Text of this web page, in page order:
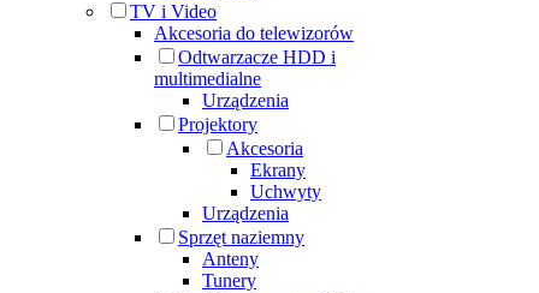
TV i Video
Akcesoria do telewizorów
Odtwarzacze HDD i
multimedialne
Urządzenia
Projektory
Akcesoria
Ekrany
Uchwyty
Urządzenia
Sprzęt naziemny
Anteny
Tunery